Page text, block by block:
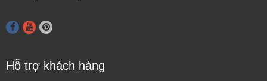
Hỗ trợ khách hàng